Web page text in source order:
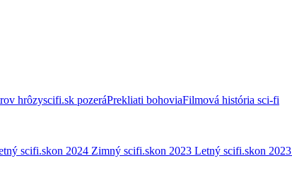
hrôzyscifi.sk pozeráPrekliati bohoviaFilmová história sci-fi
scifi.skon 2024 Zimný scifi.skon 2023 Letný scifi.skon 2023